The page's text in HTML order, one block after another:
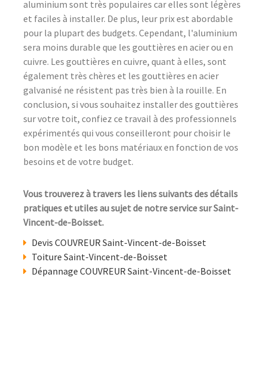
aluminium sont très populaires car elles sont légères
et faciles à installer. De plus, leur prix est abordable
pour la plupart des budgets. Cependant, l'aluminium
sera moins durable que les gouttières en acier ou en
cuivre. Les gouttières en cuivre, quant à elles, sont
également très chères et les gouttières en acier
galvanisé ne résistent pas très bien à la rouille. En
conclusion, si vous souhaitez installer des gouttières
sur votre toit, confiez ce travail à des professionnels
expérimentés qui vous conseilleront pour choisir le
bon modèle et les bons matériaux en fonction de vos
besoins et de votre budget.
Vous trouverez à travers les liens suivants des détails
pratiques et utiles au sujet de notre service sur Saint-
Vincent-de-Boisset.
Devis COUVREUR Saint-Vincent-de-Boisset
Toiture Saint-Vincent-de-Boisset
Dépannage COUVREUR Saint-Vincent-de-Boisset